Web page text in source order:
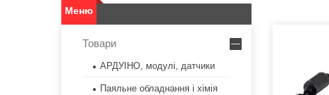
Товари
АРДУІНО, модулі, датчики
Паяльне обладнання і хімія